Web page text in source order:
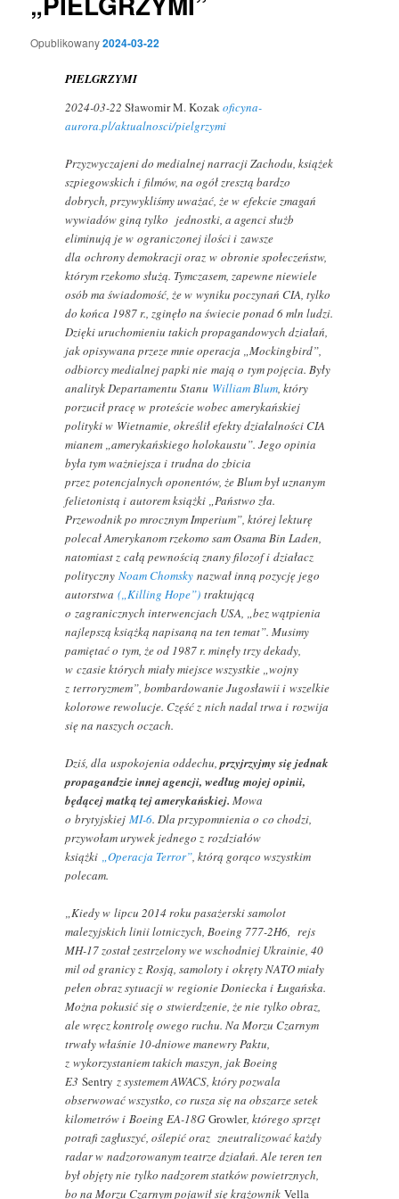
Opublikowany2024-03-22
PIELGRZYMI
2024-03-22Sławomir M. Kozak oficyna-
aurora.pl/aktualnosci/pielgrzymi
Przyzwyczajeni do medialnej narracji Zachodu, książek
szpiegowskich i filmów, na ogół zresztą bardzo
dobrych, przywykliśmy uważać, że w efekcie zmagań
wywiadów giną tylko jednostki, a agenci służb
eliminują je w ograniczonej ilości i zawsze
dla ochrony demokracji oraz w obronie społeczeństw,
którym rzekomo służą. Tymczasem, zapewne niewiele
osób ma świadomość, że w wyniku poczynań CIA, tylko
do końca 1987 r., zginęło na świecie ponad 6 mln ludzi.
Dzięki uruchomieniu takich propagandowych działań,
jak opisywana przeze mnie operacja „Mockingbird”,
odbiorcy medialnej papki nie mają o tym pojęcia. Były
analityk Departamentu Stanu William Blum, który
porzucił pracę w proteście wobec amerykańskiej
polityki w Wietnamie, określił efekty działalności CIA
mianem „amerykańskiego holokaustu”. Jego opinia
była tym ważniejsza i trudna do zbicia
przez potencjalnych oponentów, że Blum był uznanym
felietonistą i autorem książki „Państwo zła.
Przewodnik po mrocznym Imperium”, której lekturę
polecał Amerykanom rzekomo sam Osama Bin Laden,
natomiast z całą pewnością znany filozof i działacz
politycznyNoam Chomsky nazwał inną pozycję jego
autorstwa(„Killing Hope”) traktującą
o zagranicznych interwencjach USA, „bez wątpienia
najlepszą książką napisaną na ten temat”. Musimy
pamiętać o tym, że od 1987 r. minęły trzy dekady,
w czasie których miały miejsce wszystkie „wojny
z terroryzmem”, bombardowanie Jugosławii i wszelkie
kolorowe rewolucje. Część z nich nadal trwa i rozwija
się na naszych oczach.
Dziś, dla uspokojenia oddechu,przyjrzyjmy się jednak
propagandzie innej agencji, według mojej opinii,
będącej matką tej amerykańskiej.Mowa
o brytyjskiejMI-6. Dla przypomnienia o co chodzi,
przywołam urywek jednego z rozdziałów
książki „Operacja Terror”, którą gorąco wszystkim
polecam.
„Kiedy w lipcu 2014 roku pasażerski samolot
malezyjskich linii lotniczych, Boeing 777-2H6, rejs
MH-17 został zestrzelony we wschodniej Ukrainie, 40
mil od granicy z Rosją, samoloty i okręty NATO miały
pełen obraz sytuacji w regionie Doniecka i Ługańska.
Można pokusić się o stwierdzenie, że nie tylko obraz,
ale wręcz kontrolę owego ruchu. Na Morzu Czarnym
trwały właśnie 10-dniowe manewry Paktu,
z wykorzystaniem takich maszyn, jak Boeing
E3Sentry z systemem AWACS, który pozwala
obserwować wszystko, co rusza się na obszarze setek
kilometrów i Boeing EA-18GGrowler, którego sprzęt
potrafi zagłuszyć, oślepić oraz zneutralizować każdy
radar w nadzorowanym teatrze działań. Ale teren ten
był objęty nie tylko nadzorem statków powietrznych,
bo na Morzu Czarnym pojawił się krążownikVella